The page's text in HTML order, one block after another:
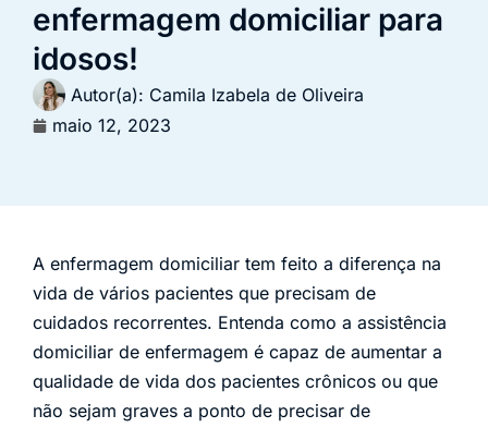
enfermagem domiciliar para
idosos!
Autor(a): Camila Izabela de Oliveira
maio 12, 2023
A enfermagem domiciliar tem feito a diferença na
vida de vários pacientes que precisam de
cuidados recorrentes. Entenda como a assistência
domiciliar de enfermagem é capaz de aumentar a
qualidade de vida dos pacientes crônicos ou que
não sejam graves a ponto de precisar de